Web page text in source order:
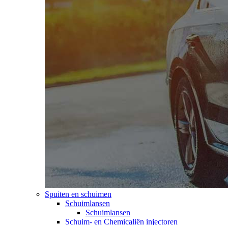
Spuiten en schuimen
Schuimlansen
Schuimlansen
Schuim- en Chemicaliën injectoren